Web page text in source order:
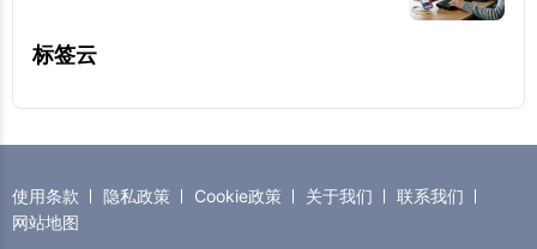
标签云
使用条款 隐私政策 Cookie政策 关于我们
联系我们
网站地图